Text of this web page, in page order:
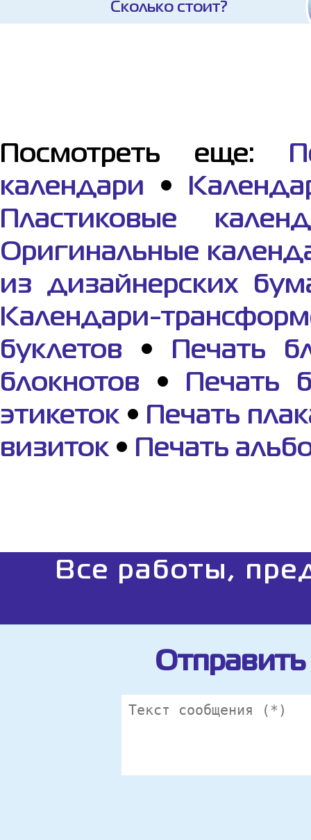
Сколько стоит?
Посмотреть еще:
календари •
Пластиковые
Оригинальные
из дизайнерских
Календари-
буклетов •
Печать
блокнотов •
Печать
этикеток•
Печать
визиток• Печать
Все работы,
Отправить